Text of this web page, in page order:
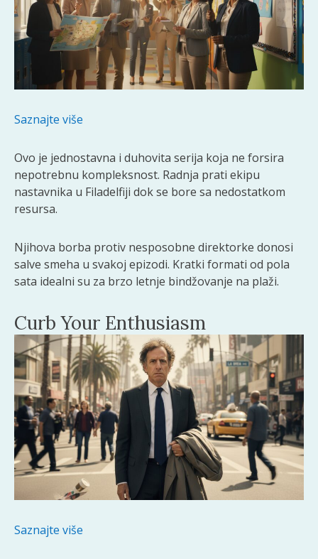
Saznajte više
Ovo je jednostavna i duhovita serija koja ne forsira
nepotrebnu kompleksnost. Radnja prati ekipu
nastavnika u Filadelfiji dok se bore sa nedostatkom
resursa.
Njihova borba protiv nesposobne direktorke donosi
salve smeha u svakoj epizodi. Kratki formati od pola
sata idealni su za brzo letnje bindžovanje na plaži.
Curb Your Enthusiasm
Saznajte više